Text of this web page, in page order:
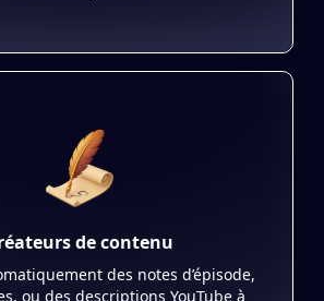
de contenu
des notes d’épisode,
ou des descriptions YouTube à